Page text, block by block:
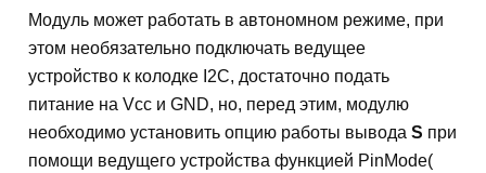
Модуль может работать в автономном режиме, при
этом необязательно подключать ведущее
устройство к колодке I2C, достаточно подать
питание на Vcc и GND, но, перед этим, модулю
необходимо установить опцию работы вывода S при
помощи ведущего устройства функцией PinMode(